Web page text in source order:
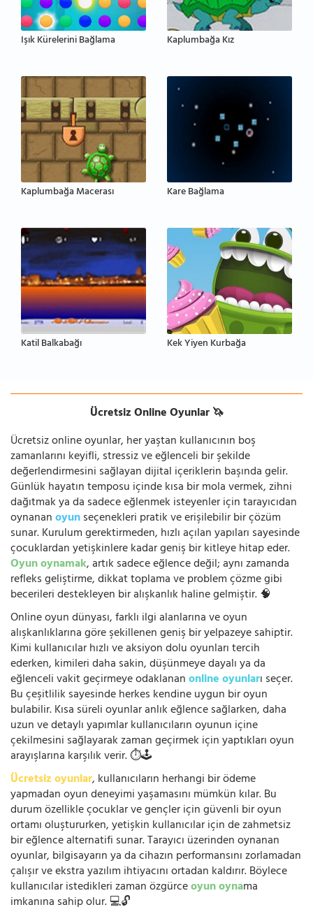
Işık Kürelerini Bağlama Kaplumbağa Kız
Kaplumbağa Macerası Kare Bağlama
Katil Balkabağı Kek Yiyen Kurbağa
Ücretsiz Online Oyunlar 🦄
Ücretsiz online oyunlar, her yaştan kullanıcının boş
zamanlarını keyifli, stressiz ve eğlenceli bir şekilde
değerlendirmesini sağlayan dijital içeriklerin başında gelir.
Günlük hayatın temposu içinde kısa bir mola vermek, zihni
dağıtmak ya da sadece eğlenmek isteyenler için tarayıcıdan
oynananoyunseçenekleri pratik ve erişilebilir bir çözüm
sunar. Kurulum gerektirmeden, hızlı açılan yapıları sayesinde
çocuklardan yetişkinlere kadar geniş bir kitleye hitap eder.
Oyun oynamak, artık sadece eğlence değil; aynı zamanda
refleks geliştirme, dikkat toplama ve problem çözme gibi
becerileri destekleyen bir alışkanlık haline gelmiştir. 🧠
Online oyun dünyası, farklı ilgi alanlarına ve oyun
alışkanlıklarına göre şekillenen geniş bir yelpazeye sahiptir.
Kimi kullanıcılar hızlı ve aksiyon dolu oyunları tercih
ederken, kimileri daha sakin, düşünmeye dayalı ya da
eğlenceli vakit geçirmeye odaklananonline oyunları seçer.
Bu çeşitlilik sayesinde herkes kendine uygun bir oyun
bulabilir. Kısa süreli oyunlar anlık eğlence sağlarken, daha
uzun ve detaylı yapımlar kullanıcıların oyunun içine
çekilmesini sağlayarak zaman geçirmek için yaptıkları oyun
arayışlarına karşılık verir. ⏱️🕹️
Ücretsiz oyunlar, kullanıcıların herhangi bir ödeme
yapmadan oyun deneyimi yaşamasını mümkün kılar. Bu
durum özellikle çocuklar ve gençler için güvenli bir oyun
ortamı oluştururken, yetişkin kullanıcılar için de zahmetsiz
bir eğlence alternatifi sunar. Tarayıcı üzerinden oynanan
oyunlar, bilgisayarın ya da cihazın performansını zorlamadan
çalışır ve ekstra yazılım ihtiyacını ortadan kaldırır. Böylece
kullanıcılar istedikleri zaman özgürceoyun oynama
imkanına sahip olur. 💻🔓